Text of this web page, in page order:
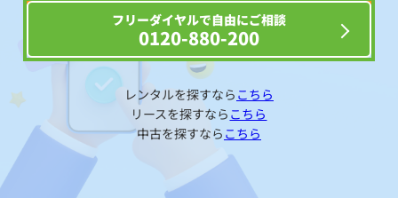
フリーダイヤルで自由にご相談
0120-880-200
レンタルを探すなら こちら
リースを探すなら こちら
中古を探すなら こちら